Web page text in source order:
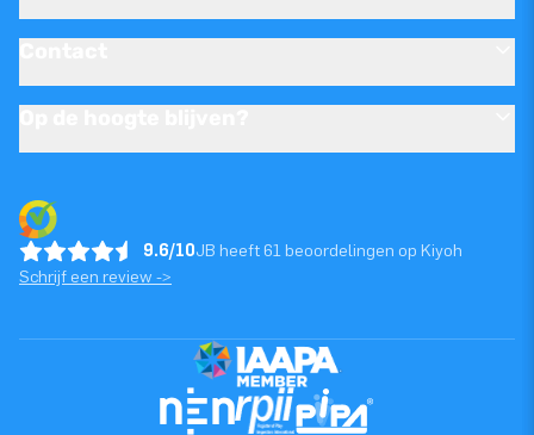
9.6/10JB heeft 61 beoordelingen op Kiyoh
Schrijf een review ->